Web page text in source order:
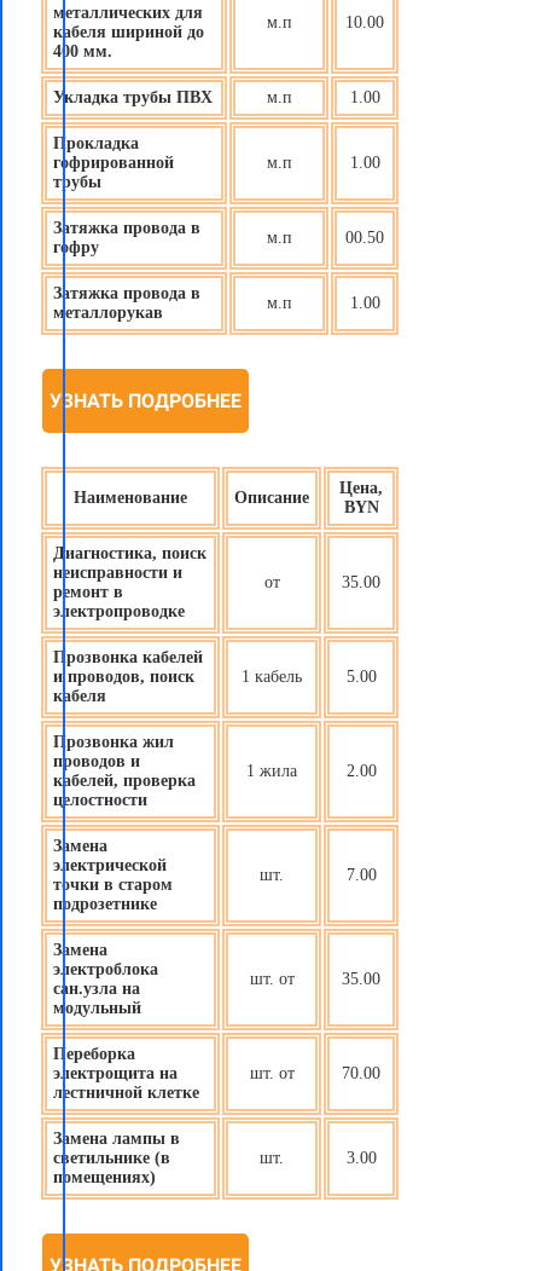
металлических для
кабеля шириной до
400 мм.
м.п 10.00
Укладка трубы ПВХ м.п 1.00
Прокладка
гофрированной
трубы
м.п 1.00
Затяжка провода в
гофру
м.п 00.50
Затяжка провода в
металлорукав
м.п 1.00
УЗНАТЬ ПОДРОБНЕЕ
Наименование Описание
Цена,
BYN
Диагностика, поиск
неисправности и
ремонт в
электропроводке
от 35.00
Прозвонка кабелей
и проводов, поиск
кабеля
1 кабель 5.00
Прозвонка жил
проводов и
кабелей, проверка
целостности
1 жила 2.00
Замена
электрической
точки в старом
подрозетнике
шт. 7.00
Замена
электроблока
сан.узла на
модульный
шт. от 35.00
Переборка
электрощита на
лестничной клетке
шт. от 70.00
Замена лампы в
светильнике (в
помещениях)
шт. 3.00
УЗНАТЬ ПОДРОБНЕЕ